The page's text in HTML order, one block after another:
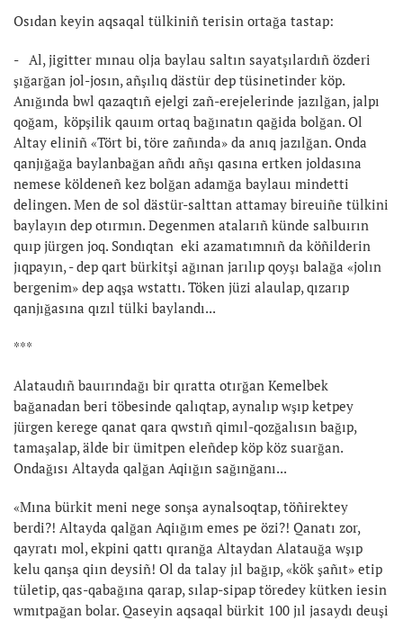
Osıdan keyin aqsaqal tülkiniñ terisin ortağa tastap:
- Al, jigitter mınau olja baylau saltın sayatşılardıñ özderi
şığarğan jol-josın, añşılıq dästür dep tüsinetinder köp.
Anığında bwl qazaqtıñ ejelgi zañ-erejelerinde jazılğan, jalpı
qoğam, köpşilik qauım ortaq bağınatın qağida bolğan. Ol
Altay eliniñ «Tört bi, töre zañında» da anıq jazılğan. Onda
qanjığağa baylanbağan añdı añşı qasına ertken joldasına
nemese köldeneñ kez bolğan adamğa baylauı mindetti
delingen. Men de sol dästür-salttan attamay bireuiñe tülkini
baylayın dep otırmın. Degenmen atalarıñ künde salbuırın
quıp jürgen joq. Sondıqtan eki azamatımnıñ da köñilderin
jıqpayın, - dep qart bürkitşi ağınan jarılıp qoyşı balağa «jolın
bergenim» dep aqşa wstattı. Töken jüzi alaulap, qızarıp
qanjığasına qızıl tülki baylandı...
***
Alataudıñ bauırındağı bir qıratta otırğan Kemelbek
bağanadan beri töbesinde qalıqtap, aynalıp wşıp ketpey
jürgen kerege qanat qara qwstıñ qimıl-qozğalısın bağıp,
tamaşalap, älde bir ümitpen eleñdep köp köz suarğan.
Ondağısı Altayda qalğan Aqiığın sağınğanı...
«Mına bürkit meni nege sonşa aynalsoqtap, töñirektey
berdi?! Altayda qalğan Aqiığım emes pe özi?! Qanatı zor,
qayratı mol, ekpini qattı qıranğa Altaydan Alatauğa wşıp
kelu qanşa qiın deysiñ! Ol da talay jıl bağıp, «kök şañıt» etip
tületip, qas-qabağına qarap, sılap-sipap töredey kütken iesin
wmıtpağan bolar. Qaseyin aqsaqal bürkit 100 jıl jasaydı deuşi